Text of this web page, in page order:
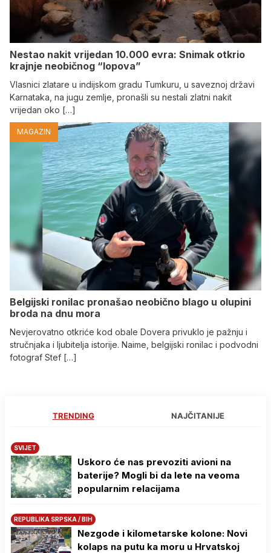
Nestao nakit vrijedan 10.000 evra: Snimak otkrio
krajnje neobičnog “lopova”
Vlasnici zlatare u indijskom gradu Tumkuru, u saveznoj državi
Karnataka, na jugu zemlje, pronašli su nestali zlatni nakit
vrijedan oko […]
MAGAZIN
Belgijski ronilac pronašao neobično blago u olupini
broda na dnu mora
Nevjerovatno otkriće kod obale Dovera privuklo je pažnju i
stručnjaka i ljubitelja istorije. Naime, belgijski ronilac i podvodni
fotograf Stef […]
TRENDING NAJČITANIJE
SVIJET
Uskoro će nas prevoziti avioni na
baterije? Mogli bi da lete na veoma
popularnim relacijama
REPUBLIKA SRPSKA / BIH
Nezgode i kilometarske kolone: Novi
kolaps na putu ka moru u Hrvatskoj